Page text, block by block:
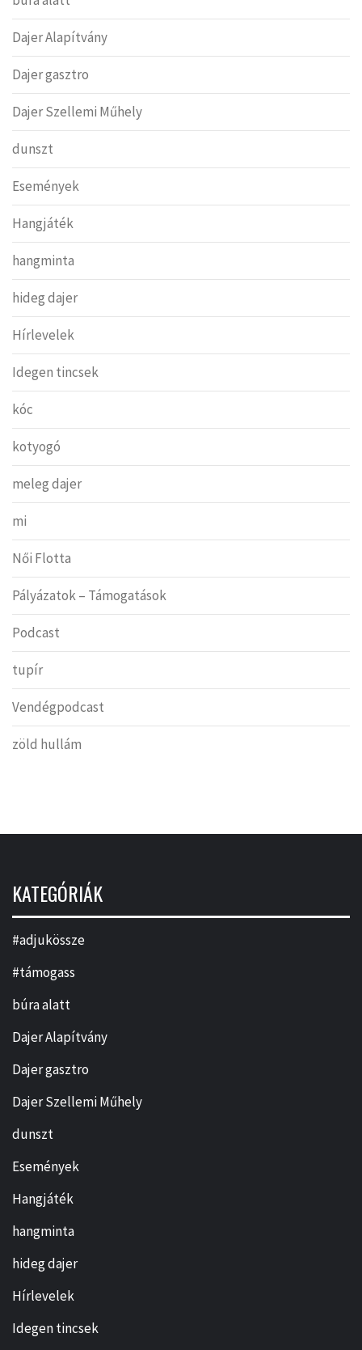
Dajer Alapítvány
Dajer gasztro
Dajer Szellemi Műhely
dunszt
Események
Hangjáték
hangminta
hideg dajer
Hírlevelek
Idegen tincsek
kóc
kotyogó
meleg dajer
mi
Női Flotta
Pályázatok – Támogatások
Podcast
tupír
Vendégpodcast
zöld hullám
KATEGÓRIÁK
#adjukössze
#támogass
búra alatt
Dajer Alapítvány
Dajer gasztro
Dajer Szellemi Műhely
dunszt
Események
Hangjáték
hangminta
hideg dajer
Hírlevelek
Idegen tincsek